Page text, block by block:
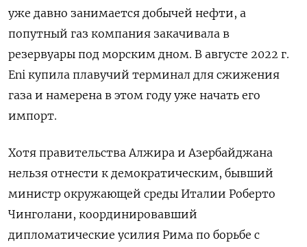
уже давно занимается добычей нефти, а
попутный газ компания закачивала в
резервуары под морским дном. В августе 2022 г.
Eni купила плавучий терминал для сжижения
газа и намерена в этом году уже начать его
импорт.
Хотя правительства Алжира и Азербайджана
нельзя отнести к демократическим, бывший
министр окружающей среды Италии Роберто
Чинголани, координировавший
дипломатические усилия Рима по борьбе с